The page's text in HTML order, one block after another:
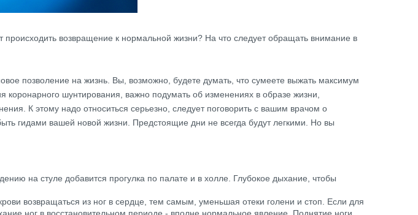
происходить возвращение к нормальной жизни? На что следует обращать внимание в
позволение на жизнь. Вы, возможно, будете думать, что сумеете выжать максимум
шунтирования, важно подумать об изменениях в образе жизни,
К этому надо относиться серьезно, следует поговорить с вашим врачом о
гидами вашей новой жизни. Предстоящие дни не всегда будут легкими. Но вы
на стуле добавится прогулка по палате и в холле. Глубокое дыхание, чтобы
возвращаться из ног в сердце, тем самым, уменьшая отеки голени и стоп. Если для